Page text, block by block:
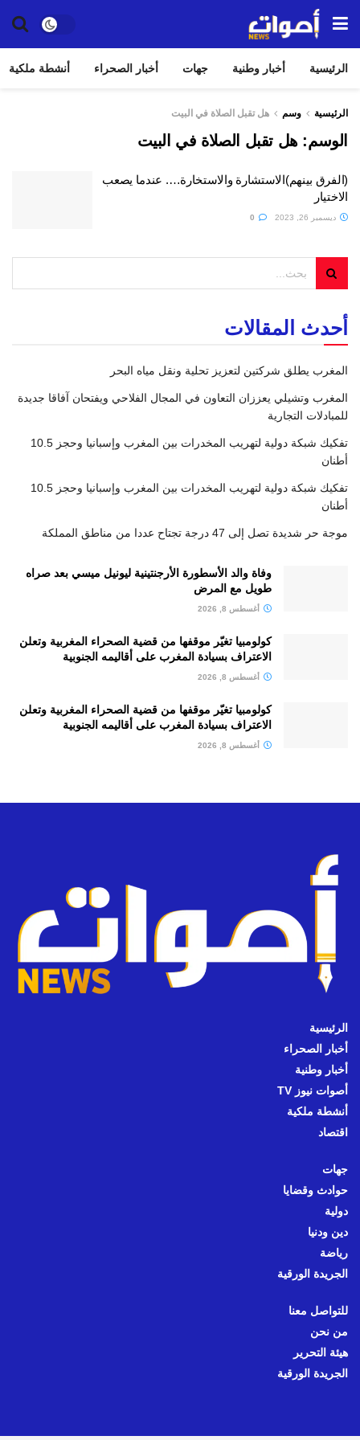
الرئيسية أخبار وطنية جهات أخبار الصحراء أنشطة ملكية
الرئيسية وسم هل تقبل الصلاة في البيت
الوسم:هل تقبل الصلاة في البيت
(الفرق بينهم)الاستشارة والاستخارة…. عندما يصعب
الاختيار
ديسمبر 26, 2023
أحدث المقالات
المغرب يطلق شركتين لتعزيز تحلية ونقل مياه البحر
المغرب وتشيلي يعززان التعاون في المجال الفلاحي ويفتحان آفاقا جديدة
للمبادلات التجارية
تفكيك شبكة دولية لتهريب المخدرات بين المغرب وإسبانيا وحجز 10.5
أطنان
تفكيك شبكة دولية لتهريب المخدرات بين المغرب وإسبانيا وحجز 10.5
أطنان
موجة حر شديدة تصل إلى 47 درجة تجتاح عددا من مناطق المملكة
وفاة والد الأسطورة الأرجنتينية ليونيل ميسي بعد صراه
طويل مع المرض
أغسطس 8, 2026
كولومبيا تغيّر موقفها من قضية الصحراء المغربية وتعلن
الاعتراف بسيادة المغرب على أقاليمه الجنوبية
أغسطس 8, 2026
كولومبيا تغيّر موقفها من قضية الصحراء المغربية وتعلن
الاعتراف بسيادة المغرب على أقاليمه الجنوبية
أغسطس 8, 2026
الرئيسية
أخبار الصحراء
أخبار وطنية
أصوات نيوز TV
أنشطة ملكية
اقتصاد
جهات
حوادث وقضايا
دولية
دين ودنيا
رياضة
الجريدة الورقية
للتواصل معنا
من نحن
هيئة التحرير
الجريدة الورقية